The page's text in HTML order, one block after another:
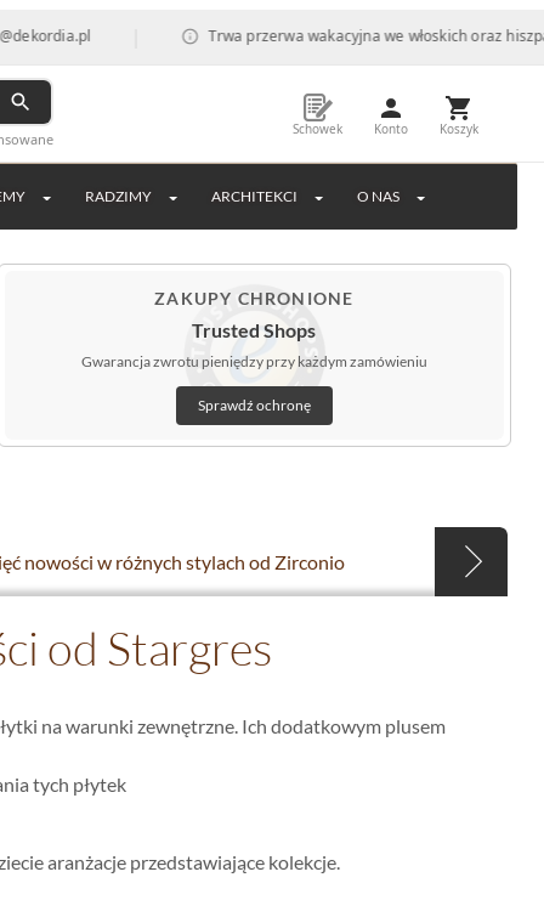
| Trwa przerwa wakacyjna we włoskich oraz
Schowek Konto Koszyk
RADZIMY ARCHITEKCI O NAS
ZAKUPY CHRONIONE
Trusted Shops
Gwarancja zwrotu pieniędzy przy każdym zamówieniu
Sprawdź ochronę
nowości w różnych stylach od Zirconio
od Stargres
na warunki zewnętrzne. Ich dodatkowym plusem
tych płytek
aranżacje przedstawiające kolekcje.